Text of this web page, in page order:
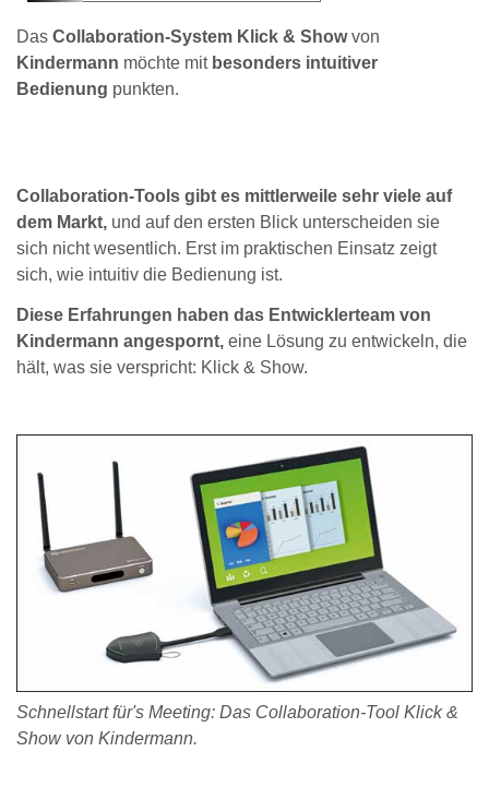
Das Collaboration-System Klick & Showvon
Kindermann möchte mitbesonders intuitiver
Bedienung punkten.
Collaboration-Tools gibt es mittlerweile sehr viele auf
dem Markt, und auf den ersten Blick unterscheiden sie
sich nicht wesentlich. Erst im praktischen Einsatz zeigt
sich, wie intuitiv die Bedienung ist.
Diese Erfahrungen haben das Entwicklerteam von
Kindermann angespornt, eine Lösung zu entwickeln, die
hält, was sie verspricht: Klick & Show.
Schnellstart für's Meeting: Das Collaboration-Tool Klick &
Show von Kindermann.